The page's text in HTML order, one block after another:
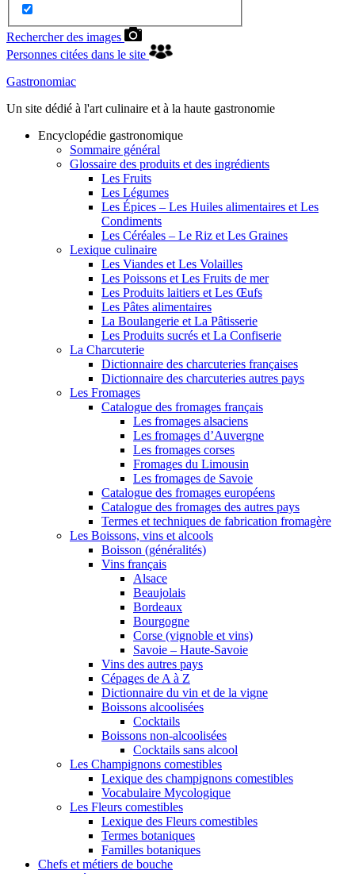
Rechercher des images
Personnes citées dans le site
Gastronomiac
Un site dédié à l'art culinaire et à la haute gastronomie
Encyclopédie gastronomique
Sommaire général
Glossaire des produits et des ingrédients
Les Fruits
Les Légumes
Les Épices – Les Huiles alimentaires et Les
Condiments
Les Céréales – Le Riz et Les Graines
Lexique culinaire
Les Viandes et Les Volailles
Les Poissons et Les Fruits de mer
Les Produits laitiers et Les Œufs
Les Pâtes alimentaires
La Boulangerie et La Pâtisserie
Les Produits sucrés et La Confiserie
La Charcuterie
Dictionnaire des charcuteries françaises
Dictionnaire des charcuteries autres pays
Les Fromages
Catalogue des fromages français
Les fromages alsaciens
Les fromages d’Auvergne
Les fromages corses
Fromages du Limousin
Les fromages de Savoie
Catalogue des fromages européens
Catalogue des fromages des autres pays
Termes et techniques de fabrication fromagère
Les Boissons, vins et alcools
Boisson (généralités)
Vins français
Alsace
Beaujolais
Bordeaux
Bourgogne
Corse (vignoble et vins)
Savoie – Haute-Savoie
Vins des autres pays
Cépages de A à Z
Dictionnaire du vin et de la vigne
Boissons alcoolisées
Cocktails
Boissons non-alcoolisées
Cocktails sans alcool
Les Champignons comestibles
Lexique des champignons comestibles
Vocabulaire Mycologique
Les Fleurs comestibles
Lexique des Fleurs comestibles
Termes botaniques
Familles botaniques
Chefs et métiers de bouche